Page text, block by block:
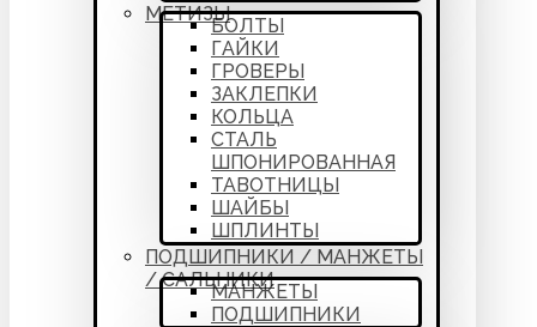
МЕТИЗЫ
БОЛТЫ
ГАЙКИ
ГРОВЕРЫ
ЗАКЛЕПКИ
КОЛЬЦА
СТАЛЬ
ШПОНИРОВАННАЯ
ТАВОТНИЦЫ
ШАЙБЫ
ШПЛИНТЫ
ПОДШИПНИКИ / МАНЖЕТЫ
/ САЛЬНИКИ
МАНЖЕТЫ
ПОДШИПНИКИ